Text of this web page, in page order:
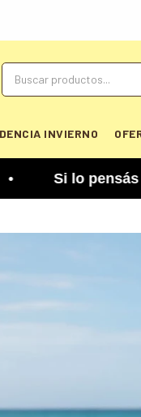
INVIERNO
mejor,